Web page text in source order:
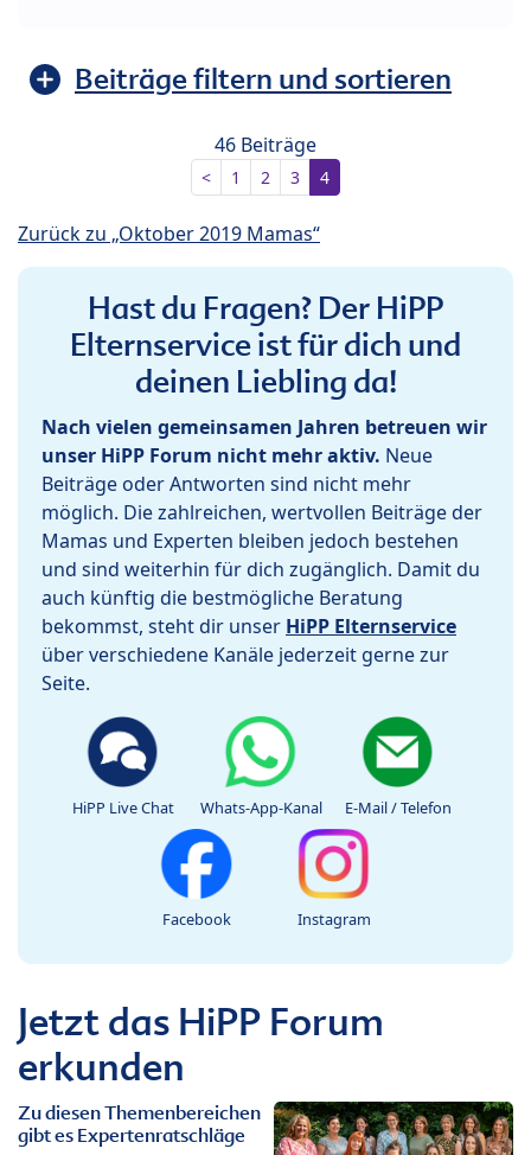
Beiträge filtern und sortieren
46 Beiträge
< 1 2 3 4
Zurück zu „Oktober 2019 Mamas“
Hast du Fragen? Der HiPP
Elternservice ist für dich und
deinen Liebling da!
Nach vielen gemeinsamen Jahren betreuen wir
unser HiPP Forum nicht mehr aktiv. Neue
Beiträge oder Antworten sind nicht mehr
möglich. Die zahlreichen, wertvollen Beiträge der
Mamas und Experten bleiben jedoch bestehen
und sind weiterhin für dich zugänglich. Damit du
auch künftig die bestmögliche Beratung
bekommst, steht dir unser HiPP Elternservice
über verschiedene Kanäle jederzeit gerne zur
Seite.
HiPP Live Chat Whats-App-Kanal E-Mail / Telefon
Facebook Instagram
Jetzt das HiPP Forum
erkunden
Zu diesen Themenbereichen
gibt es Expertenratschläge